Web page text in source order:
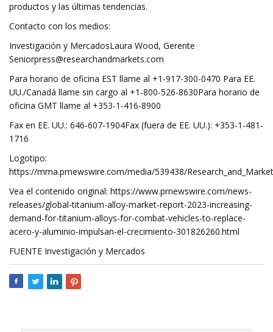
productos y las últimas tendencias.
Contacto con los medios:
Investigación y MercadosLaura Wood, Gerente
Seniorpress@researchandmarkets.com
Para horario de oficina EST llame al +1-917-300-0470 Para EE.
UU./Canadá llame sin cargo al +1-800-526-8630Para horario de
oficina GMT llame al +353-1-416-8900
Fax en EE. UU.: 646-607-1904Fax (fuera de EE. UU.): +353-1-481-
1716
Logotipo:
https://mma.prnewswire.com/media/539438/
Vea el contenido original: https://www.prnewswire.com/news-
releases/global-titanium-alloy-market-report-2023-increasing-
demand-for-titanium-alloys-for-combat-vehicles-to-replace-
acero-y-aluminio-impulsan-el-crecimiento-301826260.html
FUENTE Investigación y Mercados